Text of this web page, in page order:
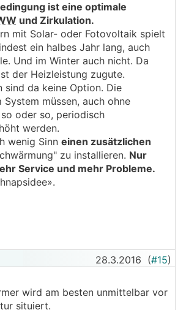
ist eine optimale
und Zirkulation.
mit Solar- oder Fotovoltaik spielt
ein halbes Jahr lang, auch
Und im Winter auch nicht. Da
der Heizleistung zugute.
sind da keine Option. Die
System müssen, auch ohne
oder so, periodisch
werden.
wenig Sinn einen zusätzlichen
zu installieren. Nur
Service und mehr Probleme.
28.3.2016 (#15)
wird am besten unmittelbar vor
situiert.